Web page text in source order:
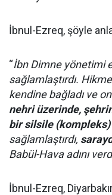
İbnul-Ezreq, şöyle
“İbn Dimne yönetimi
sağlamlaştırdı.
kendine bağladı ve
nehri üzerinde,
bir silsile
sağlamlaştırdı,
Babül-Hava adını
İbnul-Ezreq,